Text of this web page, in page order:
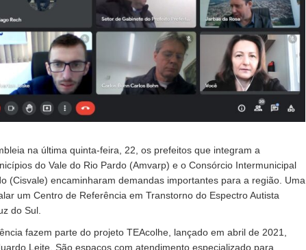
na última quinta-feira, 22, os prefeitos que integram a
do Vale do Rio Pardo (Amvarp) e o Consórcio Intermunicipal
(Cisvale) encaminharam demandas importantes para a região. Uma
um Centro de Referência em Transtorno do Espectro Autista
do Sul.
fazem parte do projeto TEAcolhe, lançado em abril de 2021,
Leite. São espaços com atendimento especializado para